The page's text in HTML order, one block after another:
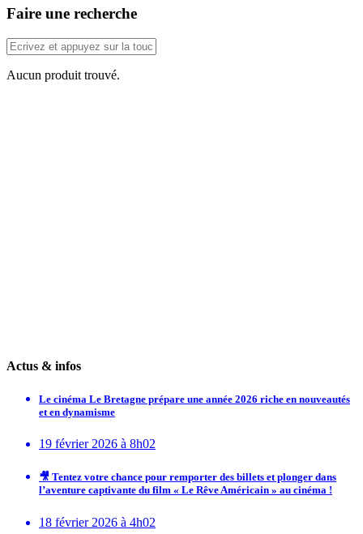
Faire une recherche
Aucun produit trouvé.
Actus & infos
Le cinéma Le Bretagne prépare une année 2026 riche en nouveautés
et en dynamisme
19 février 2026 à 8h02
🎥 Tentez votre chance pour remporter des billets et plonger dans
l’aventure captivante du film « Le Rêve Américain » au cinéma !
18 février 2026 à 4h02